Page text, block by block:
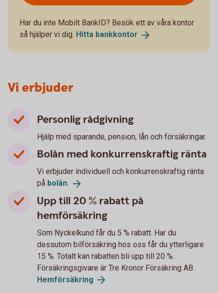
Har du inte Mobilt BankID? Besök ett av våra kontor
så hjälper vi dig. Hitta bankkontor
Vi erbjuder
Personlig rådgivning
Hjälp med sparande, pension, lån och försäkringar.
Bolån med konkurrenskraftig ränta
Vi erbjuder individuell och konkurrenskraftig ränta
på bolån.
Upp till 20 % rabatt på
hemförsäkring
Som Nyckelkund får du 5 % rabatt. Har du
dessutom bilförsäkring hos oss får du ytterligare
15 %. Totalt kan rabatten bli upp till 20 %.
Försäkringsgivare är Tre Kronor Försäkring AB.
Hemförsäkring